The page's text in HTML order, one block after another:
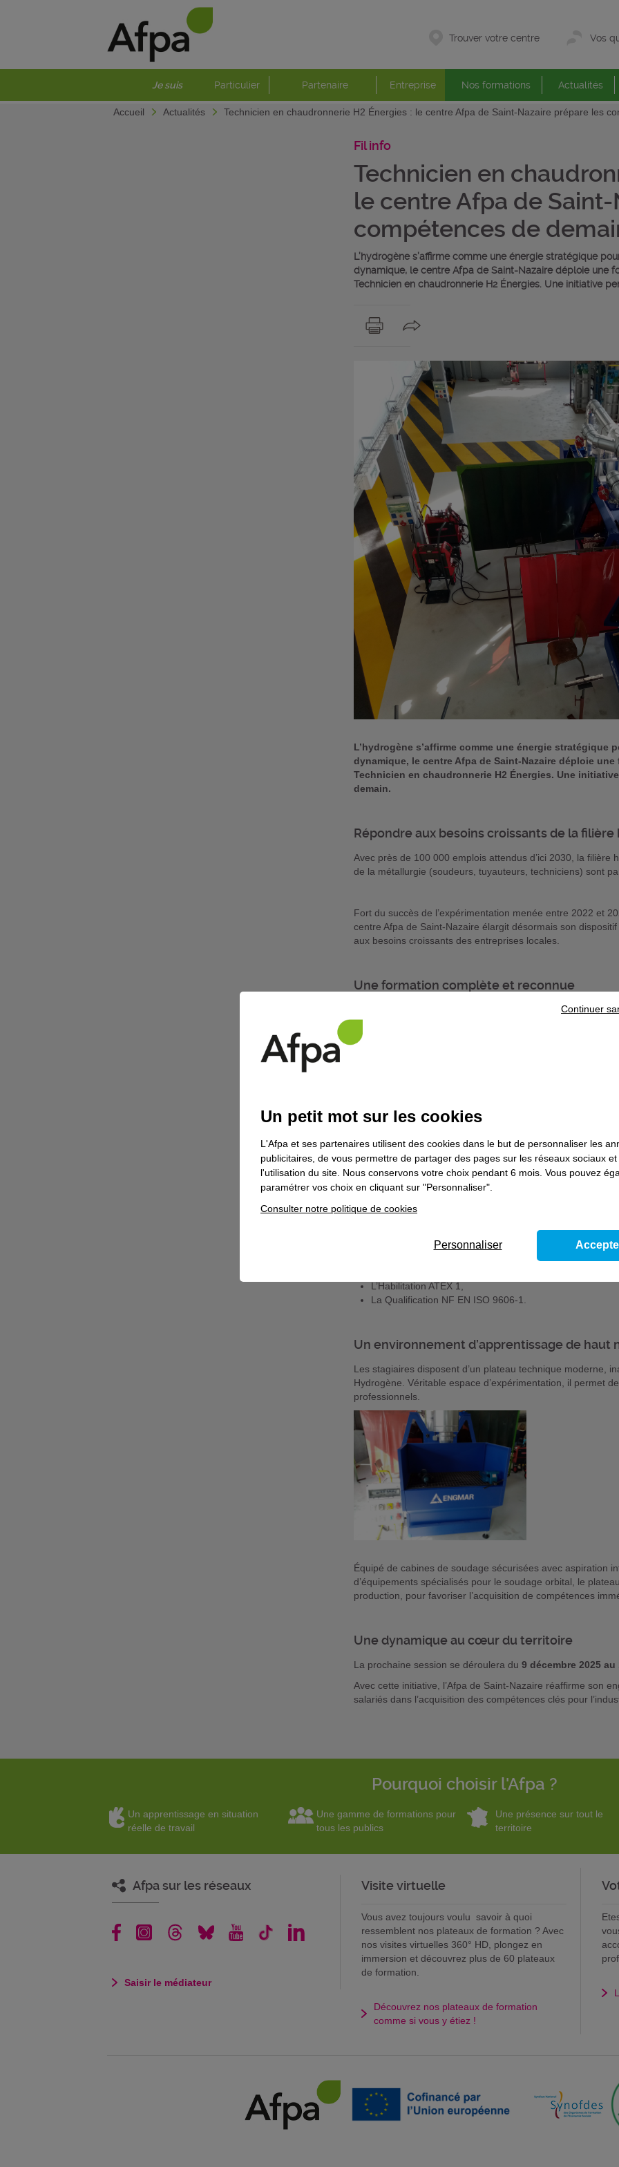
Trouver votre centre Vos
Je suis Particulier Partenaire Entreprise Nos formations Actualités
Accueil Actualités Technicien en chaudronnerie H2 Énergies : le centre Afpa de Saint-Nazaire prépare les
Fil info
Technicien en
le centre Afpa de
compétences de
L’hydrogène s’affirme comme une énergie stratégique
dynamique, le centre Afpa de Saint-Nazaire déploie une
Technicien en chaudronnerie H2 Énergies. Une initiative
L’hydrogène s’affirme comme une énergie stratégique
dynamique, le centre Afpa de Saint-Nazaire déploie
Technicien en chaudronnerie H2 Énergies. Une
demain.
Répondre aux besoins croissants de la
Avec près de 100 000 emplois attendus d’ici 2030, la
de la métallurgie (soudeurs, tuyauteurs, techniciens) sont
Fort du succès de l’expérimentation menée entre 2022 et
centre Afpa de Saint-Nazaire élargit désormais son
aux besoins croissants des entreprises locales.
Une formation complète et reconnue
La formation Technicien en chaudronnerie H2 Énergies
combinant théorie, pratique sur plateau technique et
D’une durée d’environ 9 mois, elle prépare, dans le
technicien chaudronnier dans des environnements variés,
par exemple. La formation intègre un module spécifique
Objectifs et compétences visées
Fabriquer des ensembles chaudronnés simples et
Suivre et contrôler les étapes de fabrication,
Appliquer les normes de qualité et de sécurité propres
Validation et certifications
Le Titre professionnel de niveau 4 (BP/Bac Pro) de
L’Habilitation ATEX 1,
La Qualification NF EN ISO 9606-1.
Un environnement d’apprentissage de haut
Les stagiaires disposent d’un plateau technique moderne,
Hydrogène. Véritable espace d’expérimentation, il permet
professionnels.
Équipé de cabines de soudage sécurisées avec aspiration
d’équipements spécialisés pour le soudage orbital, le
production, pour favoriser l’acquisition de compétences
Une dynamique au cœur du territoire
La prochaine session se déroulera du 9 décembre 2025
Avec cette initiative, l’Afpa de Saint-Nazaire réaffirme son
salariés dans l’acquisition des compétences clés pour
Pourquoi choisir l'Afpa ?
Un apprentissage en situation
réelle de travail
Une gamme de formations pour
tous les publics
Une présence sur tout le
territoire
Afpa sur les réseaux
Saisir le médiateur
Visite virtuelle
Vous avez toujours voulu savoir à quoi
ressemblent nos plateaux de formation ? Avec
nos visites virtuelles 360° HD, plongez en
immersion et découvrez plus de 60 plateaux
de formation.
Découvrez nos plateaux de formation
comme si vous y étiez !
Un petit mot sur les cookies
L'Afpa et ses partenaires utilisent des cookies dans le but de personnaliser les
publicitaires, de vous permettre de partager des pages sur les réseaux sociaux
l'utilisation du site. Nous conservons votre choix pendant 6 mois. Vous pouvez
paramétrer vos choix en cliquant sur "Personnaliser".
Consulter notre politique de cookies
Continuer
Personnaliser